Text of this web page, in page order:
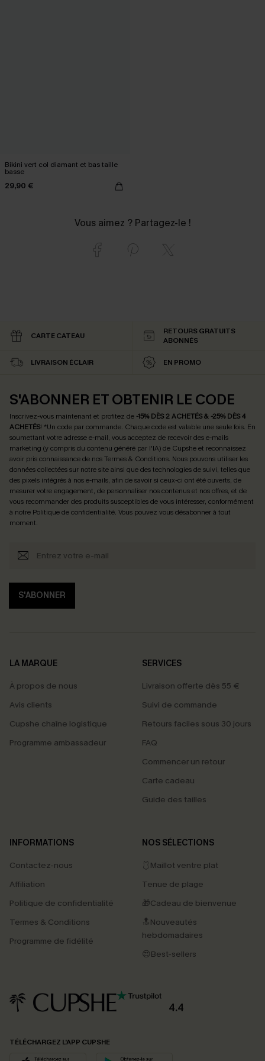
Bikini vert col diamant et bas taille
basse
29,90 €
Vous aimez ? Partagez-le !
CARTE CATEAU
RETOURS GRATUITS
ABONNÉS
LIVRAISON ÉCLAIR EN PROMO
S'ABONNER ET OBTENIR LE CODE
Inscrivez-vous maintenant et profitez de -15% DÈS 2 ACHETÉS & -25% DÈS 4
ACHETÉS! *Un code par commande. Chaque code est valable une seule fois. En
soumettant votre adresse e-mail, vous acceptez de recevoir des e-mails
marketing (y compris du contenu généré par l'IA) de Cupshe et reconnaissez
avoir pris connaissance de nosTermes & Conditions. Nous pouvons utiliser les
données collectées sur notre site ainsi que des technologies de suivi, telles que
des pixels intégrés à nos e-mails, afin de savoir si ceux-ci ont été ouverts, de
mesurer votre engagement, de personnaliser nos contenus et nos offres, et de
vous recommander des produits susceptibles de vous intéresser, conformément
à notre Politique de confidentialité. Vous pouvez vous désabonner à tout
moment.
S'ABONNER
LA MARQUE
À propos de nous
Avis clients
Cupshe chaîne logistique
Programme ambassadeur
SERVICES
Livraison offerte dès 55 €
Suivi de commande
Retours faciles sous 30 jours
FAQ
Commencer un retour
Carte cadeau
Guide des tailles
INFORMATIONS
Contactez-nous
Affiliation
Politique de confidentialité
Termes & Conditions
Programme de fidélité
NOS SÉLECTIONS
🩱Maillot ventre plat
Tenue de plage
🎁Cadeau de bienvenue
🔝Nouveautés
hebdomadaires
😍Best-sellers
4.4
TÉLÉCHARGEZ L’APP CUPSHE
PROFITEZ DE -15%